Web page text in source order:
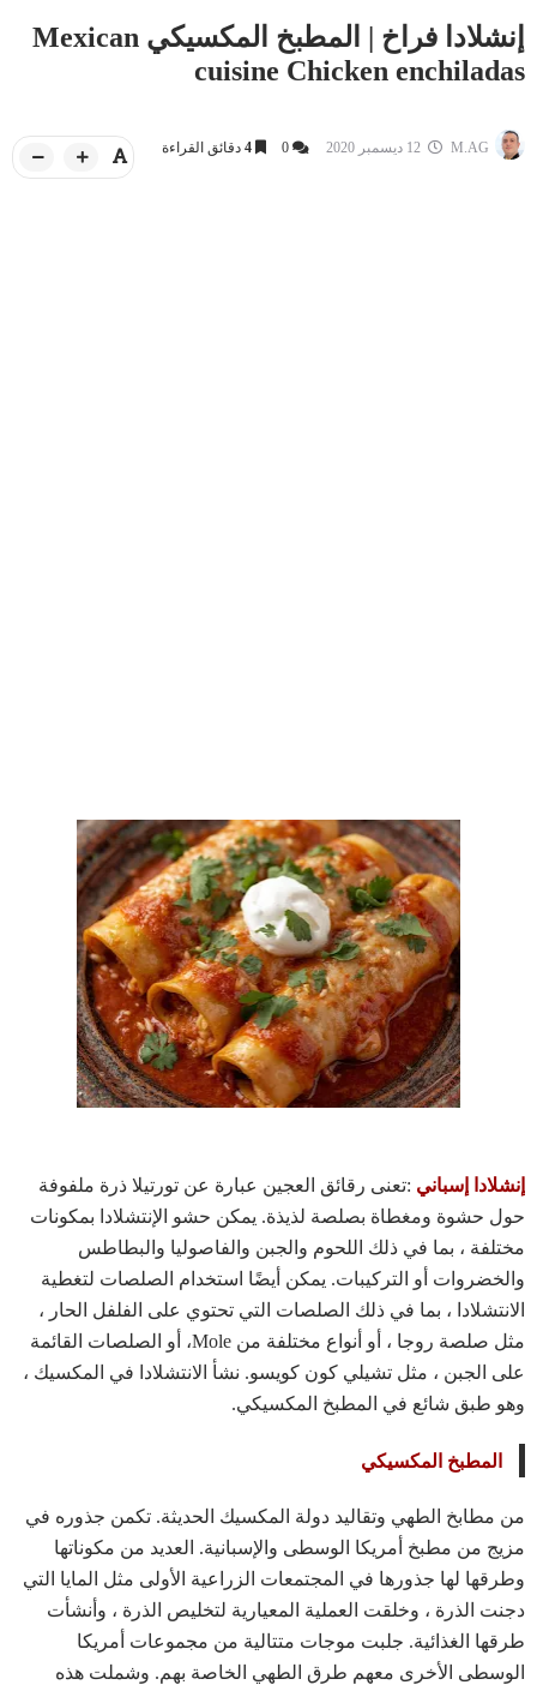
إنشلادا فراخ | المطبخ المكسيكي Mexican
cuisine Chicken enchiladas
M.AG
0
4 دقائق القراءة
إنشلادا إسباني :تعنى رقائق العجين عبارة عن تورتيلا ذرة ملفوفة
حول حشوة ومغطاة بصلصة لذيذة. يمكن حشو الإنتشلادا بمكونات
مختلفة ، بما في ذلك اللحوم والجبن والفاصوليا والبطاطس
والخضروات أو التركيبات. يمكن أيضًا استخدام الصلصات لتغطية
الانتشلادا ، بما في ذلك الصلصات التي تحتوي على الفلفل الحار ،
مثل صلصة روجا ، أو أنواع مختلفة من Mole، أو الصلصات القائمة
على الجبن ، مثل تشيلي كون كويسو. نشأ الانتشلادا في المكسيك ،
وهو طبق شائع في المطبخ المكسيكي.
المطبخ المكسيكي
من مطابخ الطهي وتقاليد دولة المكسيك الحديثة. تكمن جذوره في
مزيج من مطبخ أمريكا الوسطى والإسبانية. العديد من مكوناتها
وطرقها لها جذورها في المجتمعات الزراعية الأولى مثل المايا التي
دجنت الذرة ، وخلقت العملية المعيارية لتخليص الذرة ، وأنشأت
طرقها الغذائية. جلبت موجات متتالية من مجموعات أمريكا
الوسطى الأخرى معهم طرق الطهي الخاصة بهم. وشملت هذه